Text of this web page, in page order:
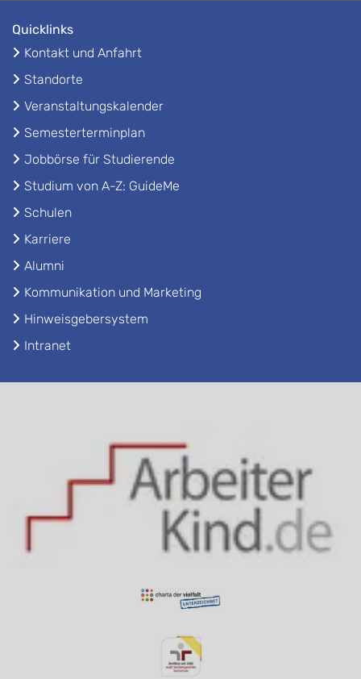
Quicklinks
Kontakt und Anfahrt
Standorte
Veranstaltungskalender
Semesterterminplan
Jobbörse für Studierende
Studium von A-Z: GuideMe
Schulen
Karriere
Alumni
Kommunikation und Marketing
Hinweisgebersystem
Intranet